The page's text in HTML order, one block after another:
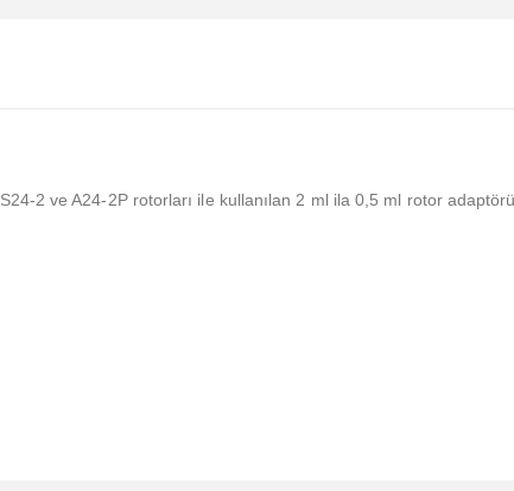
2 ve A24-2P rotorları ile kullanılan 2 ml ila 0,5 ml rotor